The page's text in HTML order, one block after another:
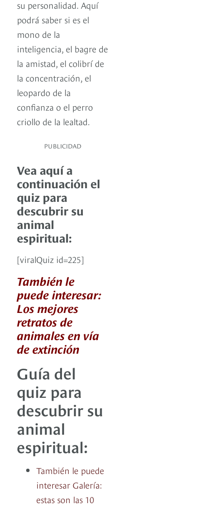
su personalidad. Aquí
podrá saber si es el
mono de la
inteligencia, el bagre de
la amistad, el colibrí de
la concentración, el
leopardo de la
confianza o el perro
criollo de la lealtad.
PUBLICIDAD
Vea aquí a
continuación el
quiz para
descubrir su
animal
espiritual:
[viralQuiz id=225]
También le
puede interesar:
Los mejores
retratos de
animales en vía
de extinción
Guía del
quiz para
descubrir su
animal
espiritual:
También le puede
interesar Galería:
estas son las 10